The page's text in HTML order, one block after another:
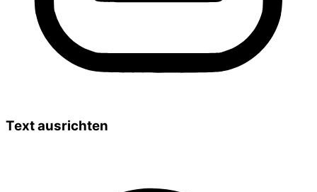
Text ausrichten